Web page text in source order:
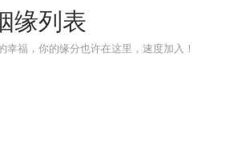
缘列表
幸福，你的缘分也许在这里，速度加入！